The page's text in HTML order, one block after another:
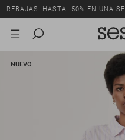
REBAJAS: HASTA -50% EN UNA
NUEVO